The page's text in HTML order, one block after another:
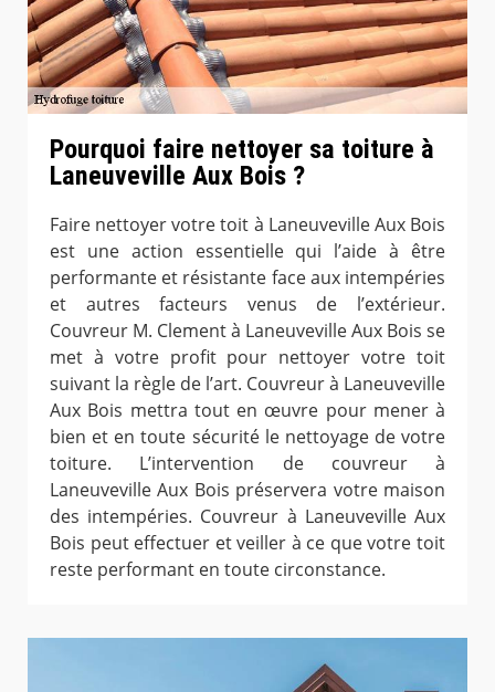
Pourquoi faire nettoyer sa toiture à
Laneuveville Aux Bois ?
Faire nettoyer votre toit à Laneuveville Aux Bois
est une action essentielle qui l’aide à être
performante et résistante face aux intempéries
et autres facteurs venus de l’extérieur.
Couvreur M. Clement à Laneuveville Aux Bois se
met à votre profit pour nettoyer votre toit
suivant la règle de l’art. Couvreur à Laneuveville
Aux Bois mettra tout en œuvre pour mener à
bien et en toute sécurité le nettoyage de votre
toiture. L’intervention de couvreur à
Laneuveville Aux Bois préservera votre maison
des intempéries. Couvreur à Laneuveville Aux
Bois peut effectuer et veiller à ce que votre toit
reste performant en toute circonstance.